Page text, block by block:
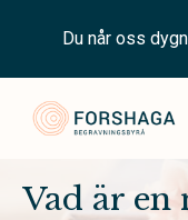
Du når oss
Vad är en